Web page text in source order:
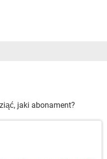
jaki abonament?